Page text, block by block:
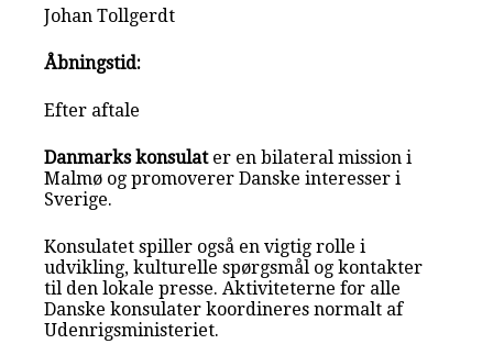
Johan Tollgerdt
Åbningstid:
Efter aftale
Danmarks konsulater en bilateral mission i
Malmø og promoverer Danske interesser i
Sverige.
Konsulatet spiller også en vigtig rolle i
udvikling, kulturelle spørgsmål og kontakter
til den lokale presse. Aktiviteterne for alle
Danske konsulater koordineres normalt af
Udenrigsministeriet.